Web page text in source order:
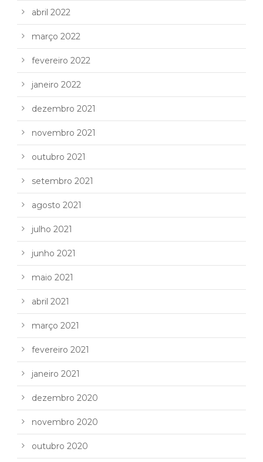
abril 2022
março 2022
fevereiro 2022
janeiro 2022
dezembro 2021
novembro 2021
outubro 2021
setembro 2021
agosto 2021
julho 2021
junho 2021
maio 2021
abril 2021
março 2021
fevereiro 2021
janeiro 2021
dezembro 2020
novembro 2020
outubro 2020